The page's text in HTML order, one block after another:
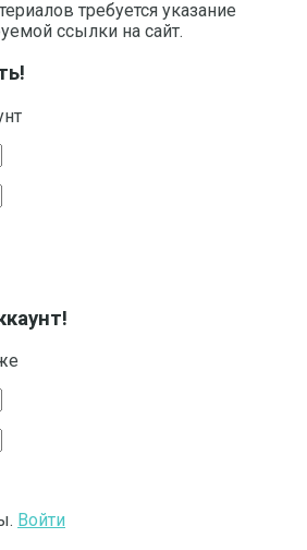
требуется указание
ссылки на сайт.
Войти